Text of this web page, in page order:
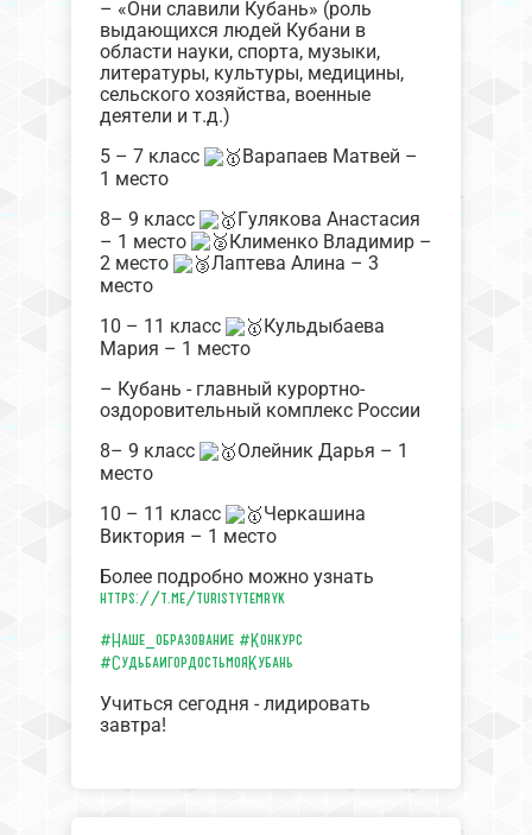
– «Они славили Кубань» (роль
выдающихся людей Кубани в
области науки, спорта, музыки,
литературы, культуры, медицины,
сельского хозяйства, военные
деятели и т.д.)
5 – 7 класс
Варапаев Матвей –
1 место
8– 9 класс
Гулякова Анастасия
– 1 место
Клименко Владимир –
2 место
Лаптева Алина – 3
место
10 – 11 класс
Кульдыбаева
Мария – 1 место
– Кубань - главный курортно-
оздоровительный комплекс России
8– 9 класс
Олейник Дарья – 1
место
10 – 11 класс
Черкашина
Виктория – 1 место
Более подробно можно узнать
https://t.me/turistytemryk
#Наше_образование #Конкурс
#СудьбаигордостьмояКубань
Учиться сегодня - лидировать
завтра!